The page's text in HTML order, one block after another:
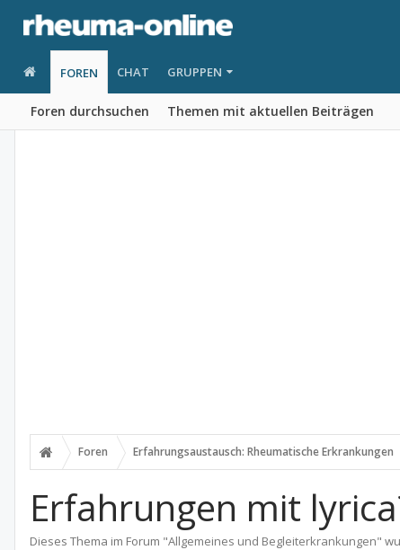
FOREN
Foren durchsuchen Themen mit aktuellen Beiträgen
CHAT GRUPPEN
Foren Erfahrungsaustausch: Rheumatische Erkrankungen
Erfahrungen mit
Dieses Thema im Forum "Allgemeines und Begleiterkrankungen"